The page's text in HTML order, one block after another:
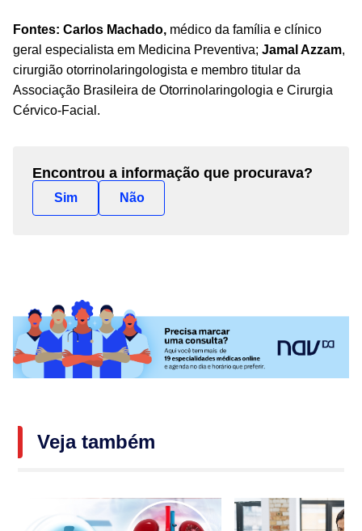
Fontes: Carlos Machado, médico da família e clínico
geral especialista em Medicina Preventiva; Jamal Azzam,
cirurgião otorrinolaringologista e membro titular da
Associação Brasileira de Otorrinolaringologia e Cirurgia
Cérvico-Facial.
Encontrou a informação que procurava?
Sim Não
Veja também